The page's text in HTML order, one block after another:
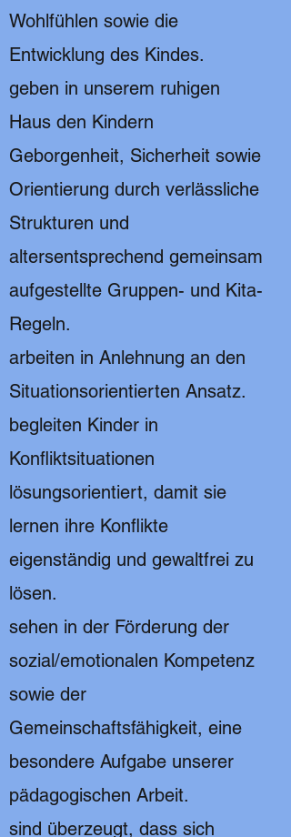
Wohlfühlen sowie die
Entwicklung des Kindes.
geben in unserem ruhigen
Haus den Kindern
Geborgenheit, Sicherheit sowie
Orientierung durch verlässliche
Strukturen und
altersentsprechend gemeinsam
aufgestellte Gruppen- und Kita-
Regeln.
arbeiten in Anlehnung an den
Situationsorientierten Ansatz.
begleiten Kinder in
Konfliktsituationen
lösungsorientiert, damit sie
lernen ihre Konflikte
eigenständig und gewaltfrei zu
lösen.
sehen in der Förderung der
sozial/emotionalen Kompetenz
sowie der
Gemeinschaftsfähigkeit, eine
besondere Aufgabe unserer
pädagogischen Arbeit.
sind überzeugt, dass sich